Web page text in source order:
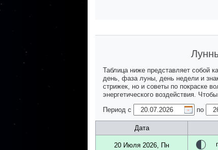
Таблица ниже представляет собой
день, фаза луны, день недели и
стрижек, но и советы по покраске
энергетического воздействия.
Период с
по
Дата
20 Июля 2026, Пн